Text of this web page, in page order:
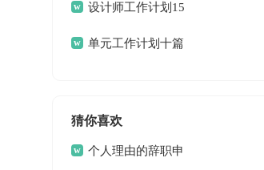
设计师工作计划15
篇 单元工作计划十篇
猜你喜欢
个人理由的辞职申